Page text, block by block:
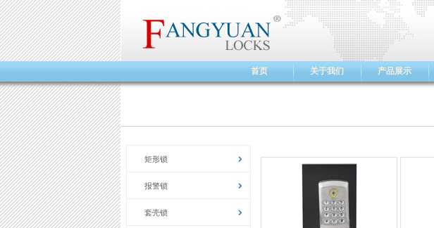
首页 关于我们 产品展示
矩形锁
报警锁
套壳锁